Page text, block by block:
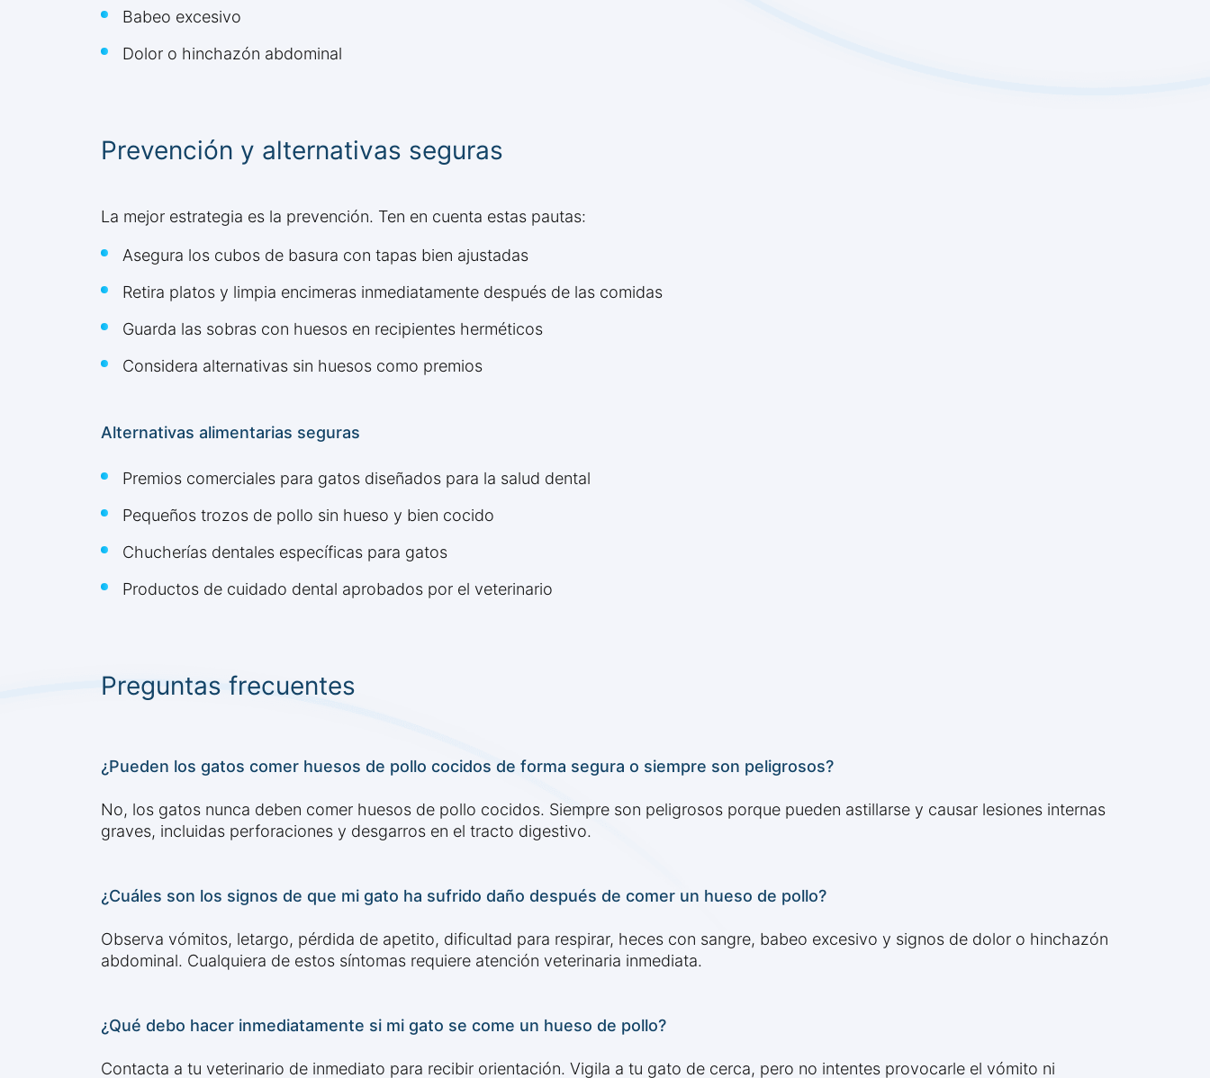
Babeo excesivo
Dolor o hinchazón abdominal
Prevención y alternativas seguras
La mejor estrategia es la prevención. Ten en cuenta estas pautas:
Asegura los cubos de basura con tapas bien ajustadas
Retira platos y limpia encimeras inmediatamente después de las comidas
Guarda las sobras con huesos en recipientes herméticos
Considera alternativas sin huesos como premios
Alternativas alimentarias seguras
Premios comerciales para gatos diseñados para la salud dental
Pequeños trozos de pollo sin hueso y bien cocido
Chucherías dentales específicas para gatos
Productos de cuidado dental aprobados por el veterinario
Preguntas frecuentes
¿Pueden los gatos comer huesos de pollo cocidos de forma segura o siempre son peligrosos?
No, los gatos nunca deben comer huesos de pollo cocidos. Siempre son peligrosos porque pueden astillarse y causar lesiones internas
graves, incluidas perforaciones y desgarros en el tracto digestivo.
¿Cuáles son los signos de que mi gato ha sufrido daño después de comer un hueso de pollo?
Observa vómitos, letargo, pérdida de apetito, dificultad para respirar, heces con sangre, babeo excesivo y signos de dolor o hinchazón
abdominal. Cualquiera de estos síntomas requiere atención veterinaria inmediata.
¿Qué debo hacer inmediatamente si mi gato se come un hueso de pollo?
Contacta a tu veterinario de inmediato para recibir orientación. Vigila a tu gato de cerca, pero no intentes provocarle el vómito ni